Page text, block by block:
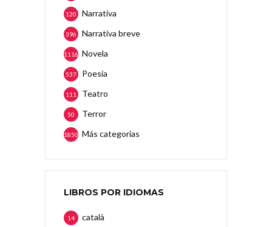
Narrativa
120
Narrativa breve
396
Novela
1116
Poesía
537
Teatro
111
Terror
50
Más categorias
1850
LIBROS POR IDIOMAS
català
14